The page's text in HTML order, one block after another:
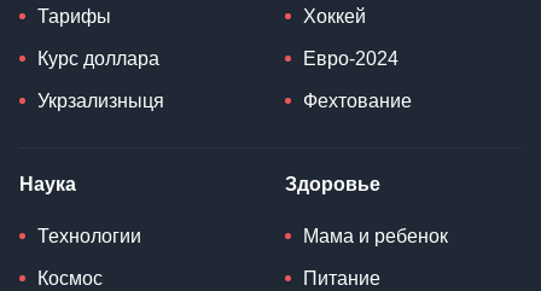
Тарифы
Курс доллара
Укрзализныця
Хоккей
Евро-2024
Фехтование
Наука
Технологии
Космос
Здоровье
Мама и ребенок
Питание